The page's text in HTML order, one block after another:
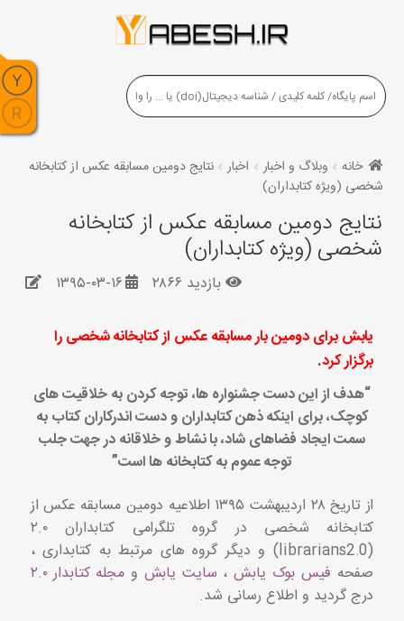
خانه وبلاگ و اخبار اخبار
نتایج دومین مسابقه عکس از کتابخانه
شخصی (ویژه کتابداران)
نتایج دومین مسابقه عکس از کتابخانه
شخصی (ویژه کتابداران)
۱۳۹۵-۰۳-۱۶ بازدید ۲۸۶۶
یابش برای دومین بار مسابقه عکس از کتابخانه شخصی را
برگزار کرد.
“هدف از این دست جشنواره ها، توجه کردن به خلاقیت های
کوچک، برای اینکه ذهن کتابداران و دست اندرکاران کتاب به
سمت ایجاد فضاهای شاد، با نشاط و خلاقانه در جهت جلب
توجه عموم به کتابخانه ها است”
از تاریخ ۲۸ اردیبهشت ۱۳۹۵ اطلاعیه دومین مسابقه عکس از
کتابخانه شخصی در گروه تلگرامی کتابداران ۲.۰
(librarians2.0) و دیگر گروه های مرتبط به کتابداری ،
صفحه فیس بوک یابش، سایت یابش و مجله کتابدار ۲.۰
درج گردید و اطلاع رسانی شد.